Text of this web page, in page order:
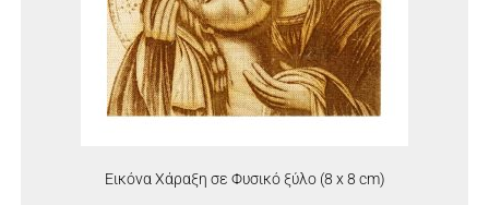
Εικόνα Χάραξη σε Φυσικό ξύλο (8 x 8 cm)